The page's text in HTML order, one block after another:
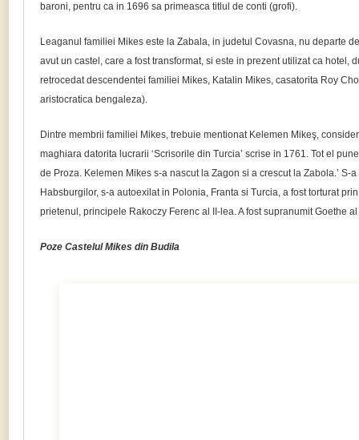
baroni, pentru ca in 1696 sa primeasca titlul de conti (grofi).
Leaganul familiei Mikes este la Zabala, in judetul Covasna, nu departe
avut un castel, care a fost transformat, si este in prezent utilizat ca hotel,
retrocedat descendentei familiei Mikes, Katalin Mikes, casatorita Roy
aristocratica bengaleza).
Dintre membrii familiei Mikes, trebuie mentionat Kelemen Mikeş,
maghiara datorita lucrarii ‘Scrisorile din Turcia’ scrise in 1761. Tot el
de Proza. Kelemen Mikes s-a nascut la Zagon si a crescut la Zabola.’ S-
Habsburgilor, s-a autoexilat in Polonia, Franta si Turcia, a fost torturat
prietenul, principele Rakoczy Ferenc al II-lea. A fost supranumit Goethe
Poze Castelul Mikes din Budila